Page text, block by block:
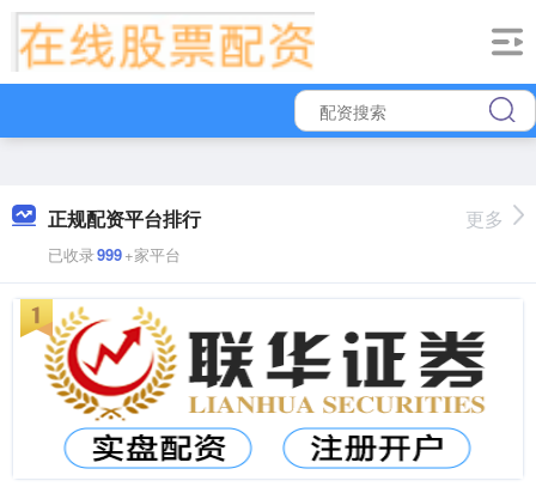
正规配资平台排行
已收录999+家平台
更多